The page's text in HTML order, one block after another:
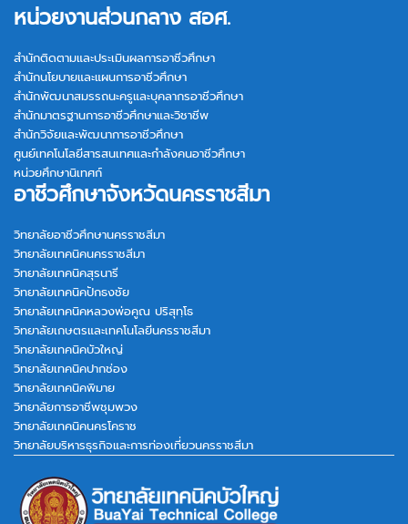
หน่วยงานส่วนกลาง สอศ.
สำนักติดตามและประเมินผลการอาชีวศึกษา
สำนักนโยบายและแผนการอาชีวศึกษา
สำนักพัฒนาสมรรถนะครูและบุคลากรอาชีวศึกษา
สำนักมาตรฐานการอาชีวศึกษาและวิชาชีพ
สำนักวิจัยและพัฒนาการอาชีวศึกษา
ศูนย์เทคโนโลยีสารสนเทศและกำลังคนอาชีวศึกษา
หน่วยศึกษานิเทศก์
อาชีวศึกษาจังหวัดนครราชสีมา
วิทยาลัยอาชีวศึกษานครราชสีมา
วิทยาลัยเทคนิคนครราชสีมา
วิทยาลัยเทคนิคสุรนารี
วิทยาลัยเทคนิคปักธงชัย
วิทยาลัยเทคนิคหลวงพ่อคูณ ปริสุทฺโธ
วิทยาลัยเกษตรและเทคโนโลยีนครราชสีมา
วิทยาลัยเทคนิคบัวใหญ่
วิทยาลัยเทคนิคปากช่อง
วิทยาลัยเทคนิคพิมาย
วิทยาลัยการอาชีพชุมพวง
วิทยาลัยเทคนิคนครโคราช
วิทยาลัยบริหารธุรกิจและการท่องเที่ยวนครราชสีมา